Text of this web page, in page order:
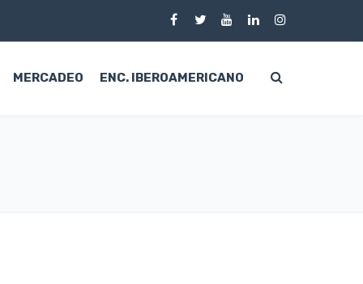
MERCADEO ENC. IBEROAMERICANO